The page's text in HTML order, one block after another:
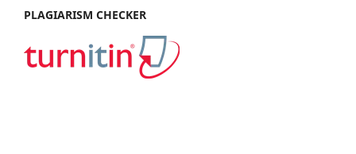
PLAGIARISM CHECKER